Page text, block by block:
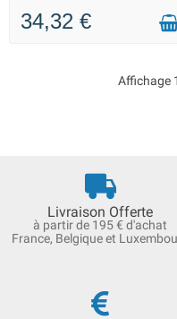
34,32 €
Affichage
Livraison Offerte
à partir de 195 € d'achat
France, Belgique et